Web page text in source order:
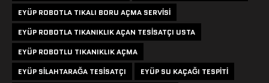
EYÜP ROBOTLA TIKALI BORU AÇMA SERVISI
EYÜP ROBOTLA TIKANIKLIK AÇAN TESISATÇI USTA
EYÜP ROBOTLU TIKANIKLIK AÇMA
EYÜP SILAHTARAĞA TESISATÇI
EYÜP SU KAÇAĞI TESPITI